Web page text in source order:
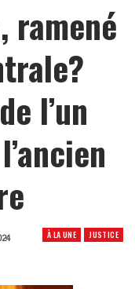
ramené
l’un
À LA UNE JUSTICE